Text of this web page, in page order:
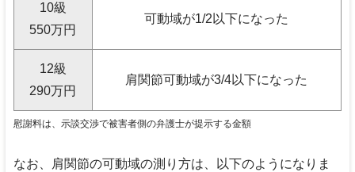
10級
550万円
可動域が1/2 以下になった
12級
290万円
肩関節可動域が3/4以下になった
慰謝料は、示談交渉で被害者側の弁護士が提示する金額
なお、肩関節の可動域の測り方は、以下のようになりま